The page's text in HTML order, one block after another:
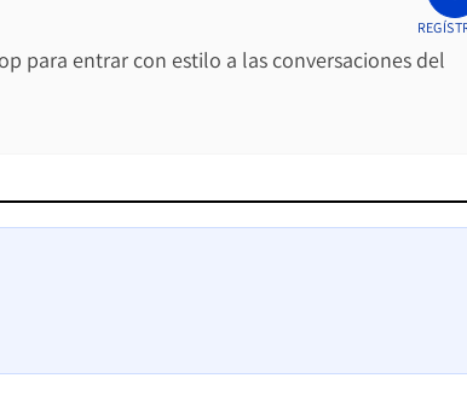
para entrar con estilo a las conversaciones del